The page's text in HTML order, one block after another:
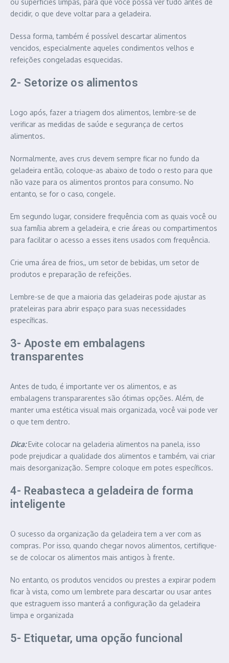
ou superfícies limpas, para que você possa ver tudo antes de
decidir, o que deve voltar para a geladeira.
Dessa forma, também é possível descartar alimentos
vencidos, especialmente aqueles condimentos velhos e
refeições congeladas esquecidas.
2- Setorize os alimentos
Logo após, fazer a triagem dos alimentos, lembre-se de
verificar as medidas de saúde e segurança de certos
alimentos.
Normalmente, aves crus devem sempre ficar no fundo da
geladeira então, coloque-as abaixo de todo o resto para que
não vaze para os alimentos prontos para consumo. No
entanto, se for o caso, congele.
Em segundo lugar, considere frequência com as quais você ou
sua família abrem a geladeira, e crie áreas ou compartimentos
para facilitar o acesso a esses itens usados ​​com frequência.
Crie uma área de frios,, um setor de bebidas, um setor de
produtos e preparação de refeições.
Lembre-se de que a maioria das geladeiras pode ajustar as
prateleiras para abrir espaço para suas necessidades
específicas.
3- Aposte em embalagens
transparentes
Antes de tudo, é importante ver os alimentos, e as
embalagens transpararentes são ótimas opções. Além, de
manter uma estética visual mais organizada, você vai pode ver
o que tem dentro.
Dica:Evite colocar na geladeria alimentos na panela, isso
pode prejudicar a qualidade dos alimentos e também, vai criar
mais desorganização. Sempre coloque em potes específicos.
4- Reabasteca a geladeira de forma
inteligente
O sucesso da organização da geladeira tem a ver com as
compras. Por isso, quando chegar novos alimentos, certifique-
se de colocar os alimentos mais antigos à frente.
No entanto, os produtos vencidos ou prestes a expirar podem
ficar à vista, como um lembrete para descartar ou usar antes
que estraguem isso manterá a configuração da geladeira
limpa e organizada
5- Etiquetar, uma opção funcional